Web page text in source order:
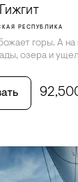
РЕСПУБЛИКА
горы. А
озера и